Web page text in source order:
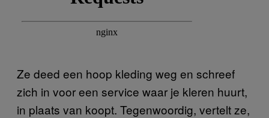
Ze deed een hoop kleding weg en schreef
zich in voor een service waar je kleren huurt,
in plaats van koopt. Tegenwoordig, vertelt ze,